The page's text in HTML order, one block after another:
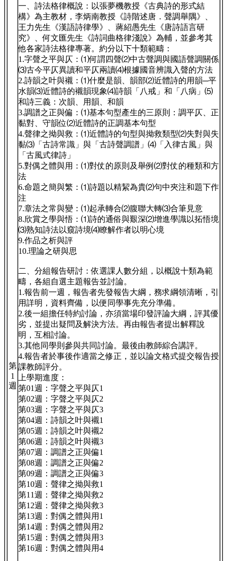
第
1
週
一、詩法格律概說：以張夢機教授《古典詩的形式結
構》為主教材，李炳南教授《詩階述唐．聲調舉隅》、
王力先生《漢語詩律學》、蔣紹愚先生《唐詩語言研
究》、何文匯先生《詩詞曲格律淺說》為輔，並參考其
他各家詩法格律專著。約分以下十類範疇：
1.字聲之平與仄：⑴何謂四聲⑵中古聲調與國語聲調關係
⑶古今平仄異讀和平仄兩讀⑷根據國音辨識入聲的方法
2.詩韻之叶與襯：⑴什麼是韻、韻部⑵近體詩的用韻─平
水韻⑶近體詩的襯韻現象⑷詩韻「八戒」和「八病」⑸
和詩三義：次韻、用韻、和韻
3.調譜之正與偏：⑴基本句型產生的三原則：調平仄、正
黏對、守韻位⑵近體詩的正調基本句型
4.聲律之拗與救：⑴近體詩的句型與拗救類型⑵失對與失
黏⑶「古詩常識」與「古詩聲調譜」⑷「入律古風」與
「古風式律詩」
5.對偶之體與用：⑴對仗的原則及舉例⑵對仗的種類和方
法
6.命題之簡與繁：⑴詩題以精絜為貴⑵句中夾注和題下作
注
7.章法之常與變：⑴起承轉合⑵腹聯大轉⑶合筆見意
8.欣賞之學與悟：⑴詩的通俗與艱深⑵增進學識以拓悟境
⑶熟知詩法以窺詩境⑷瞭解作者以明心境
9.作品之析與評
10.理論之研與思
二、分組報告研討：依選課人數分組，以概說十類為範
疇，各組自選主題報告並討論。
1.報告前一週，報告者先發報告大綱，務求綱領清晰，引
用詳明，資料齊備，以便同學事先充分準備。
2.後一組擔任特約討論，亦須當場印發評論大綱，評其優
劣，並提出疑問及解決方法。再由報告者提出解釋說
明，互相討論。
3.其他同學則參與共同討論。最後由教師綜合講評。
4.報告者於事後作適當之修正，並以論文格式提交報告授
課教師評分。
上學期進度：
第01週：字聲之平與仄1
第02週：字聲之平與仄2
第03週：字聲之平與仄3
第04週：詩韻之叶與襯1
第05週：詩韻之叶與襯2
第06週：詩韻之叶與襯3
第07週：調譜之正與偏1
第08週：調譜之正與偏2
第09週：調譜之正與偏3
第10週：聲律之拗與救1
第11週：聲律之拗與救2
第12週：聲律之拗與救3
第13週：對偶之體與用1
第14週：對偶之體與用2
第15週：對偶之體與用3
第16週：對偶之體與用4